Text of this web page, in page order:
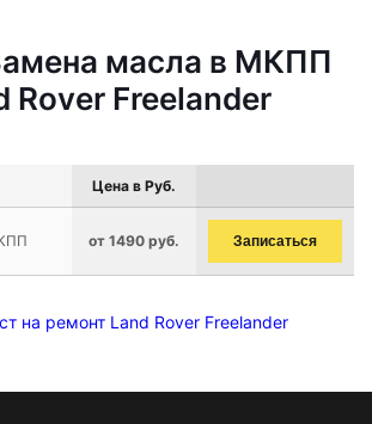
масла в МКПП
Rover Freelander
Цена в Руб.
от 1490 руб. Записаться
на ремонт Land Rover Freelander